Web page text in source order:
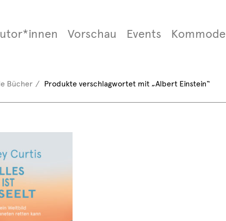
Vorschau Events Kommode
Bücher Produkte verschlagwortet mit „Albert Einstein“